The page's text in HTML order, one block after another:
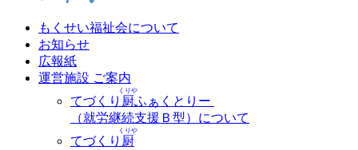
もくせい福祉会について
お知らせ
広報紙
運営施設 ご案内
てづくり 厨
くりや
ふぁくとりー
（就労継続支援Ｂ型）について
てづくり 厨
くりや